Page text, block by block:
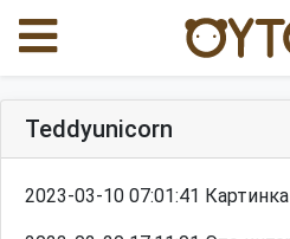
Teddyunicorn
2023-03-10 07:01:41